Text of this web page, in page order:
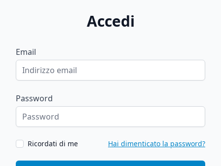
Accedi
Email
Password
Ricordati di me Hai dimenticato la password?